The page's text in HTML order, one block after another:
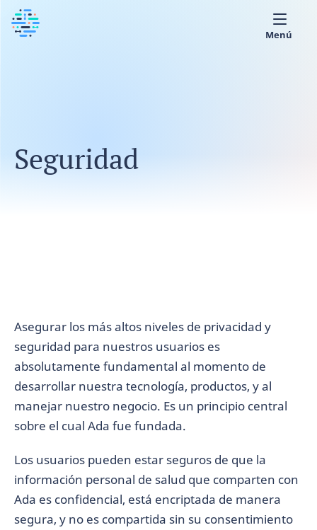
Menú
Seguridad
Asegurar los más altos niveles de privacidad y
seguridad para nuestros usuarios es
absolutamente fundamental al momento de
desarrollar nuestra tecnología, productos, y al
manejar nuestro negocio. Es un principio central
sobre el cual Ada fue fundada.
Los usuarios pueden estar seguros de que la
información personal de salud que comparten con
Ada es confidencial, está encriptada de manera
segura, y no es compartida sin su consentimiento